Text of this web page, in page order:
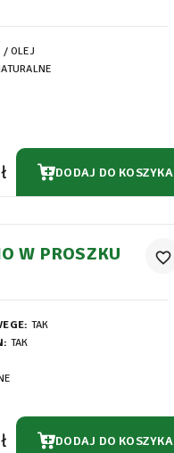
/ OLEJ
DODAJ DO KOSZYKA
W PROSZKU
TAK
TAK
favorite_border
DODAJ DO KOSZYKA